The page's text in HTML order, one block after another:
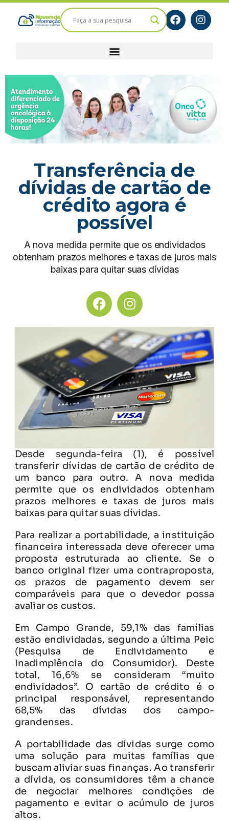
Transferência de
dívidas de cartão de
crédito agora é
possível
A nova medida permite que os endividados
obtenham prazos melhores e taxas de juros mais
baixas para quitar suas dívidas
Desde segunda-feira (1), é possível
transferir dívidas de cartão de crédito de
um banco para outro. A nova medida
permite que os endividados obtenham
prazos melhores e taxas de juros mais
baixas para quitar suas dívidas.
Para realizar a portabilidade, a instituição
financeira interessada deve oferecer uma
proposta estruturada ao cliente. Se o
banco original fizer uma contraproposta,
os prazos de pagamento devem ser
comparáveis para que o devedor possa
avaliar os custos.
Em Campo Grande, 59,1% das famílias
estão endividadas, segundo a última Peic
(Pesquisa de Endividamento e
Inadimplência do Consumidor). Deste
total, 16,6% se consideram “muito
endividados”. O cartão de crédito é o
principal responsável, representando
68,5% das dívidas dos campo-
grandenses.
A portabilidade das dívidas surge como
uma solução para muitas famílias que
buscam aliviar suas finanças. Ao transferir
a dívida, os consumidores têm a chance
de negociar melhores condições de
pagamento e evitar o acúmulo de juros
altos.